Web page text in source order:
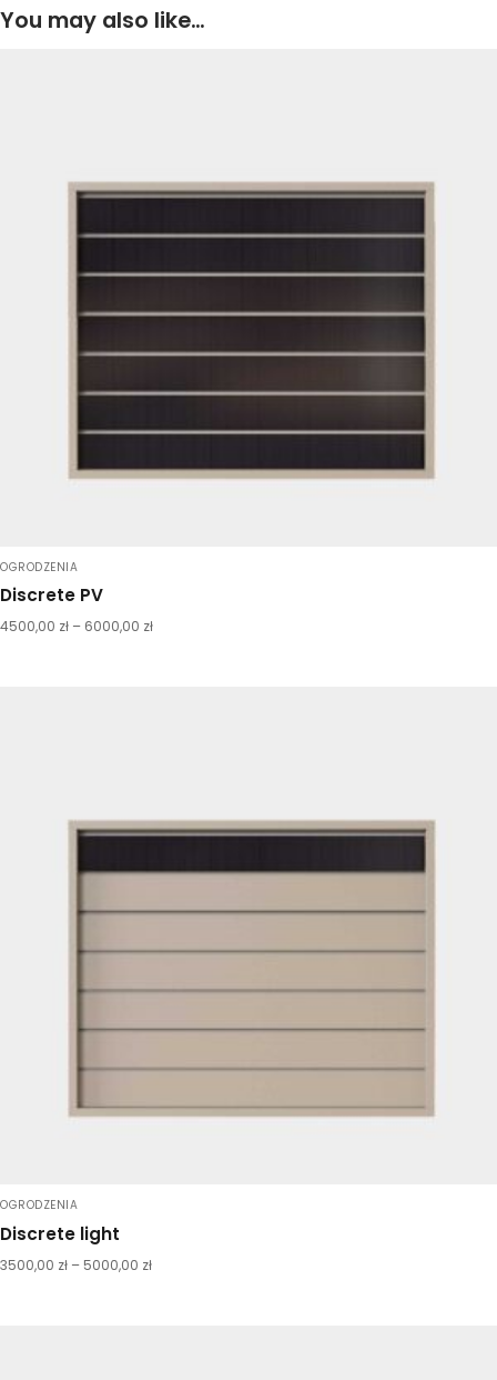
You may also like…
OGRODZENIA
Discrete PV
4500,00 zł – 6000,00 zł
OGRODZENIA
Discrete light
3500,00 zł – 5000,00 zł